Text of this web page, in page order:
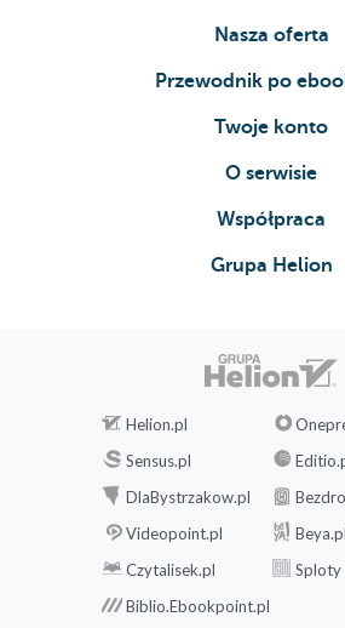
Nasza oferta
Przewodnik po
Twoje konto
O serwisie
Współpraca
Grupa Helion
Helion.pl
Sensus.pl
DlaBystrzakow.pl
Videopoint.pl
Beya.pl
Czytalisek.pl
Sploty
Biblio.Ebookpoint.pl